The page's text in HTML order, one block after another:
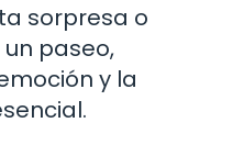
sorpresa o
paseo,
y la